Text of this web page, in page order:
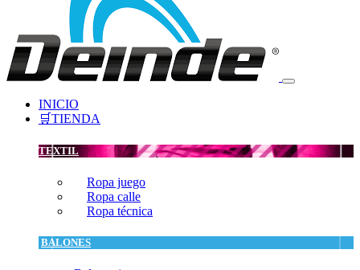
INICIO
🛒TIENDA
TEXTIL
Ropa juego
Ropa calle
Ropa técnica
BALONES